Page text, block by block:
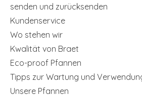
senden und zurücksenden
Kundenservice
Wo stehen wir
Kwalität von Braet
Eco-proof Pfannen
Tipps zur Wartung und
Unsere Pfannen